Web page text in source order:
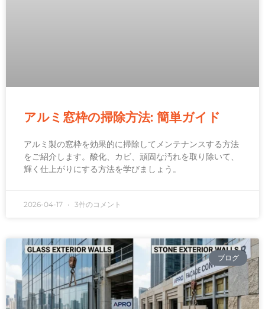
アルミ窓枠の掃除方法: 簡単ガイド
アルミ製の窓枠を効果的に掃除してメンテナンスする方法
をご紹介します。酸化、カビ、頑固な汚れを取り除いて、
輝く仕上がりにする方法を学びましょう。
2026-04-17 3件のコメント
ブログ